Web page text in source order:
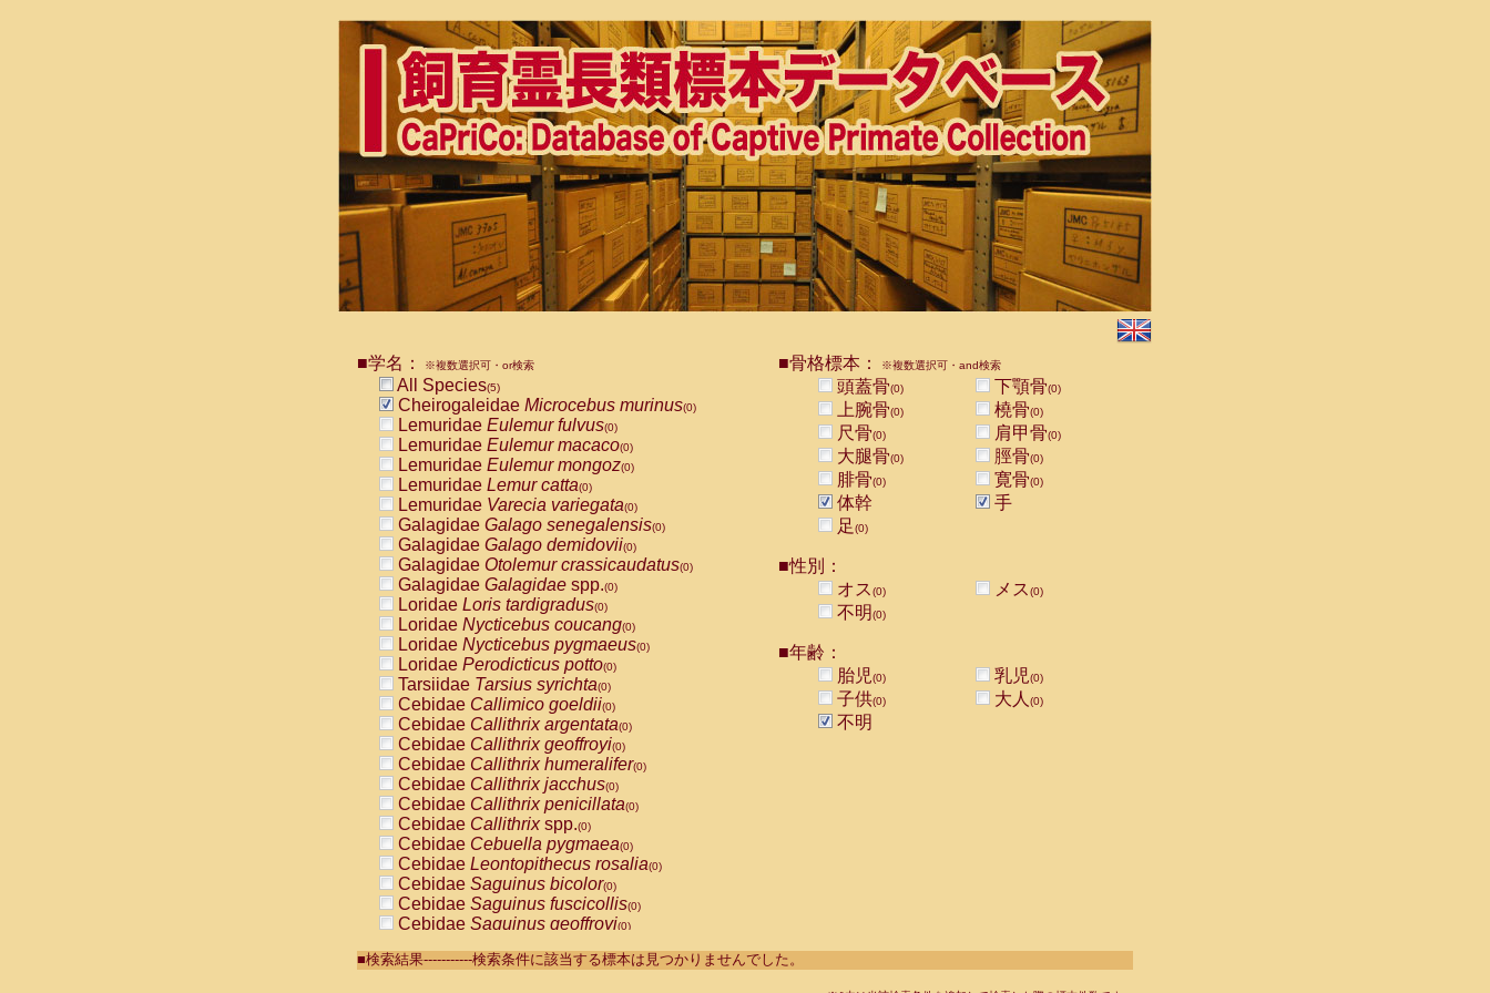
■学名： ※複数選択可・or検索
All Species(5)
Cheirogaleidae Microcebus murinus(0)
Lemuridae Eulemur fulvus(0)
Lemuridae Eulemur macaco(0)
Lemuridae Eulemur mongoz(0)
Lemuridae Lemur catta(0)
Lemuridae Varecia variegata(0)
Galagidae Galago senegalensis(0)
Galagidae Galago demidovii(0)
Galagidae Otolemur crassicaudatus(0)
Galagidae Galagidae spp.(0)
Loridae Loris tardigradus(0)
Loridae Nycticebus coucang(0)
Loridae Nycticebus pygmaeus(0)
Loridae Perodicticus potto(0)
Tarsiidae Tarsius syrichta(0)
Cebidae Callimico goeldii(0)
Cebidae Callithrix argentata(0)
Cebidae Callithrix geoffroyi(0)
Cebidae Callithrix humeralifer(0)
Cebidae Callithrix jacchus(0)
Cebidae Callithrix penicillata(0)
Cebidae Callithrixspp.(0)
Cebidae Cebuella pygmaea(0)
Cebidae Leontopithecus rosalia(0)
Cebidae Saguinus bicolor(0)
Cebidae Saguinus fuscicollis(0)
Cebidae Saguinus geoffroyi(0)
CebidaeSaguinus labiatus(0)
■骨格標本： ※複数選択可・and検索
頭蓋骨(0) 下顎骨(0)
上腕骨(0) 橈骨(0)
尺骨(0) 肩甲骨(0)
大腿骨(0) 脛骨(0)
腓骨(0) 寛骨(0)
体幹
手
足(0)
■性別：
オス(0) メス(0)
不明(0)
■年齢：
胎児(0) 乳児(0)
子供(0) 大人 (0)
不明
■検索結果-----------検索条件に該当する標本は見つかりませんでした。